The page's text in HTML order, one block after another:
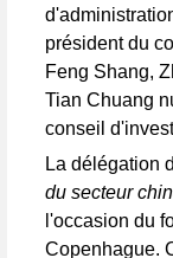
président du
Feng Shang,
Tian Chuang
conseil
La délégation
du secteur
l'occasion du
Copenhague.